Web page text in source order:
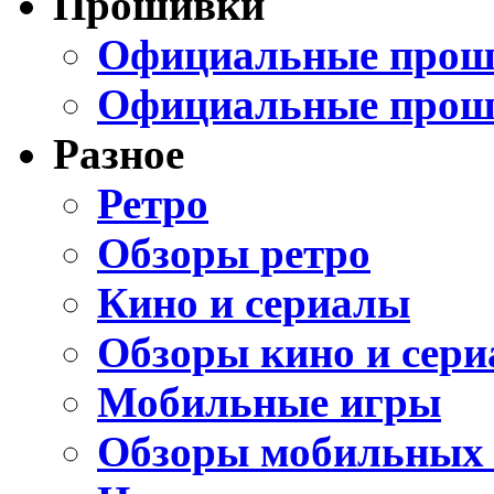
Официальные
Официальные
Разное
Ретро
Обзоры ретро
Кино и сериалы
Обзоры кино и
Мобильные игры
Обзоры мобильных